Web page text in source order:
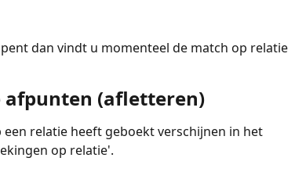
dan vindt u momenteel de match op relatie
afpunten (afletteren)
relatie heeft geboekt verschijnen in het
op relatie'.